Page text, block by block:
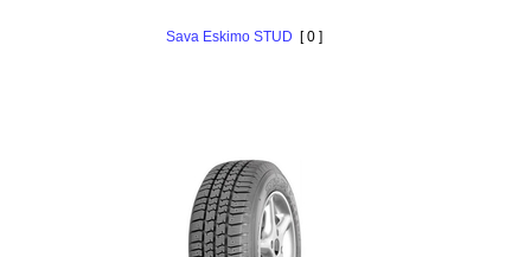
Sava Eskimo STUD [ 0 ]